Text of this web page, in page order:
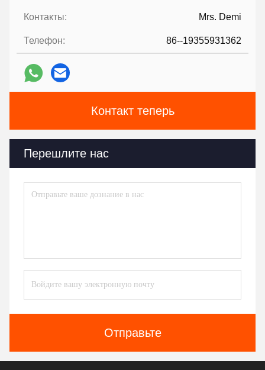
Контакты: Mrs. Demi
Телефон: 86--19355931362
Контакт теперь
Перешлите нас
Отправьте